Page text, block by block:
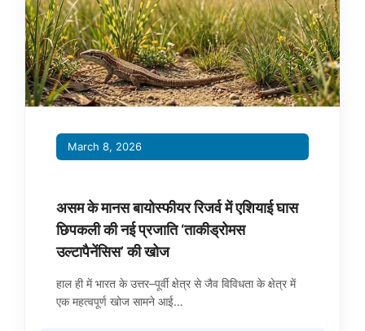
March 8, 2026
असम के मानस बायोस्फीयर रिजर्व में एशियाई घास
छिपकली की नई प्रजाति ‘ताकीड्रोमस
उल्टापैनेंसिस’ की खोज
हाल ही में भारत के उत्तर–पूर्वी क्षेत्र से जैव विविधता के क्षेत्र में
एक महत्वपूर्ण खोज सामने आई…